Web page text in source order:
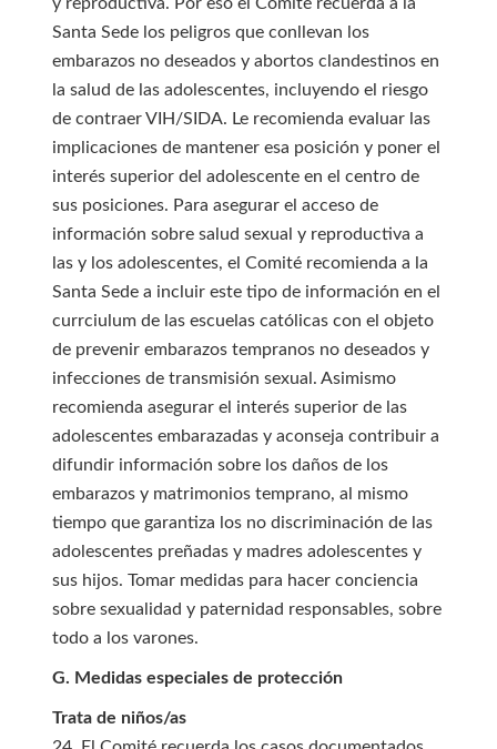
Santa Sede los peligros que conllevan los
embarazos no deseados y abortos clandestinos en
la salud de las adolescentes, incluyendo el riesgo
de contraer VIH/SIDA. Le recomienda evaluar las
implicaciones de mantener esa posición y poner el
interés superior del adolescente en el centro de
sus posiciones. Para asegurar el acceso de
información sobre salud sexual y reproductiva a
las y los adolescentes, el Comité recomienda a la
Santa Sede a incluir este tipo de información en el
currciulum de las escuelas católicas con el objeto
de prevenir embarazos tempranos no deseados y
infecciones de transmisión sexual. Asimismo
recomienda asegurar el interés superior de las
adolescentes embarazadas y aconseja contribuir a
difundir información sobre los daños de los
embarazos y matrimonios temprano, al mismo
tiempo que garantiza los no discriminación de las
adolescentes preñadas y madres adolescentes y
sus hijos. Tomar medidas para hacer conciencia
sobre sexualidad y paternidad responsables, sobre
todo a los varones.
G. Medidas especiales de protección
Trata de niños/as